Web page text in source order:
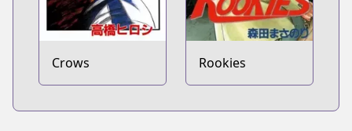
Crows Rookies